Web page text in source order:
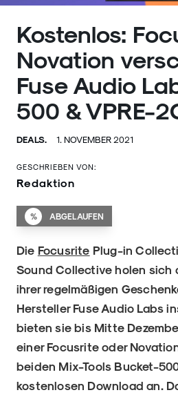
Kostenlos:
Novation
Fuse Audio
500 & VPRE-
DEALS. 1. NOVEMBER 2021
GESCHRIEBEN VON:
Redaktion
% ABGELAUFEN
Die Focusrite Plug-in
Sound Collective holen sich
ihrer regelmäßigen
Hersteller Fuse Audio Labs
bieten sie bis Mitte
einer Focusrite oder
beiden Mix-Tools Bucket-
kostenlosen Download an.